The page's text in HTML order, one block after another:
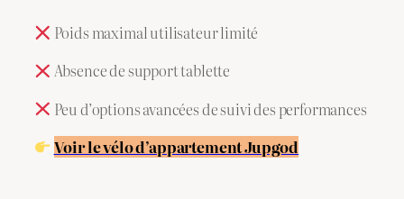
Poids maximal utilisateur limité
Absence de support tablette
Peu d’options avancées de suivi des performances
Voir le vélo d’appartement Jupgod